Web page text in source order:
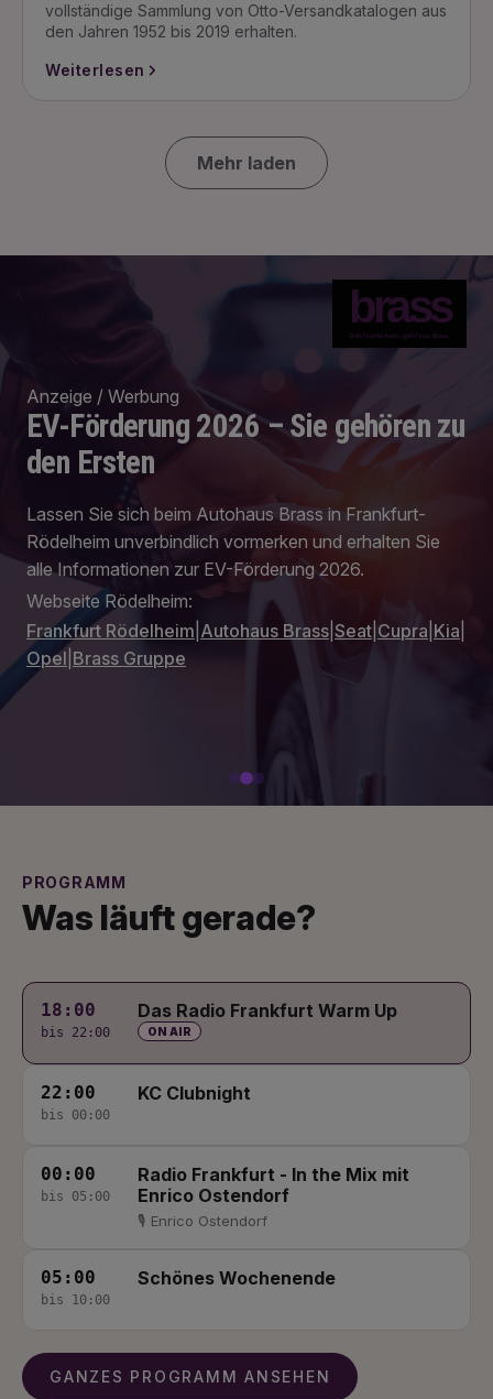
vollständige Sammlung von Otto-Versandkatalogen aus
den Jahren 1952 bis 2019 erhalten.
Weiterlesen
Mehr laden
Anzeige / Werbung
EV-Förderung 2026 – Sie gehören zu
den Ersten
Lassen Sie sich beim Autohaus Brass in Frankfurt-
Rödelheim unverbindlich vormerken und erhalten Sie
alle Informationen zur EV-Förderung 2026.
Webseite Rödelheim:
Frankfurt Rödelheim Autohaus Brass Seat Cupra Kia
Opel Brass Gruppe
brass
Geht's ums Auto, geht's zu Brass.
PROGRAMM
Was läuft gerade?
18:00
bis 22:00
Das Radio Frankfurt Warm Up
ON AIR
22:00
bis 00:00
KC Clubnight
00:00
bis 05:00
Radio Frankfurt - In the Mix mit
Enrico Ostendorf
🎙 Enrico Ostendorf
05:00
bis 10:00
Schönes Wochenende
GANZES PROGRAMM ANSEHEN